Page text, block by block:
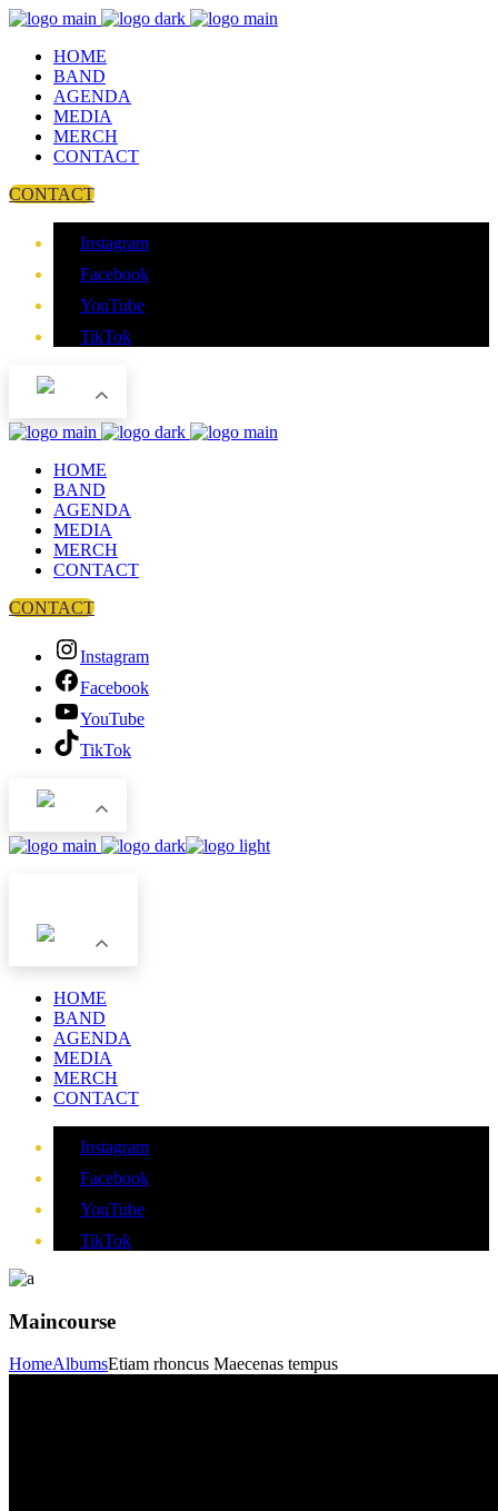
HOME
BAND
AGENDA
MEDIA
MERCH
CONTACT
CONTACT
Instagram
Facebook
YouTube
TikTok
HOME
BAND
AGENDA
MEDIA
MERCH
CONTACT
CONTACT
Instagram
Facebook
YouTube
TikTok
HOME
BAND
AGENDA
MEDIA
MERCH
CONTACT
Instagram
Facebook
YouTube
TikTok
Maincourse
HomeAlbumsEtiam rhoncus Maecenas tempus